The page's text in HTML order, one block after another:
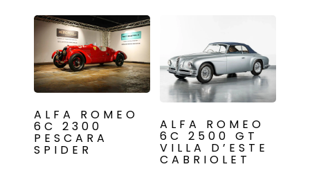
ALFA ROMEO
6C 2300
PESCARA
SPIDER
ALFA ROMEO
6C 2500 GT
VILLA D’ESTE
CABRIOLET